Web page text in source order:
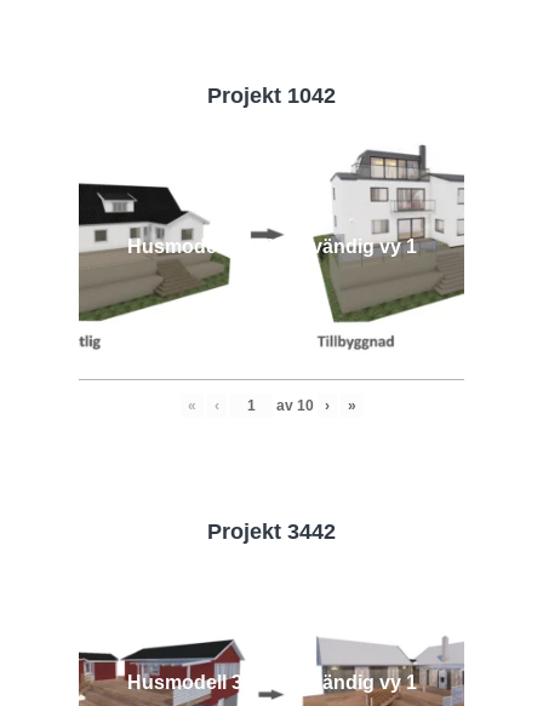
Projekt 1042
Husmodell 1042 - Utvändig vy 1
« ‹ av 10 › »
Projekt 3442
Husmodell 3442 - Utvändig vy 1